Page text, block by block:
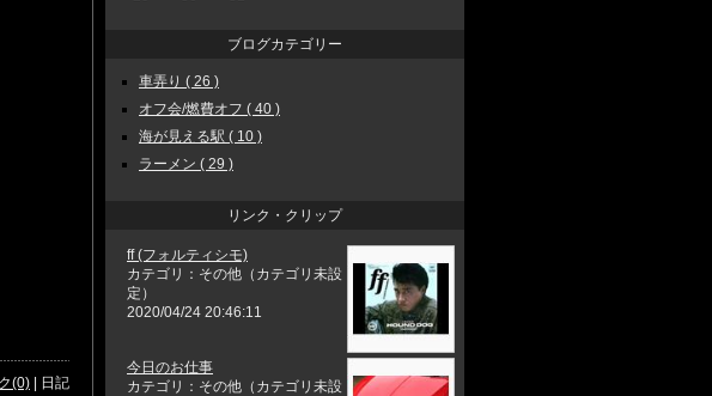
(0) | 日記
ブログカテゴリー
車弄り ( 26 )
オフ会/燃費オフ ( 40 )
海が見える駅 ( 10 )
ラーメン ( 29 )
リンク・クリップ
ff (フォルティシモ)
カテゴリ：その他（カテゴリ未設
定）
2020/04/24 20:46:11
今日のお仕事
カテゴリ：その他（カテゴリ未設